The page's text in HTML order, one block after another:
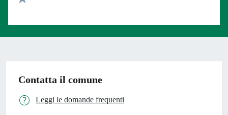
Contatta il comune
Leggi le domande frequenti